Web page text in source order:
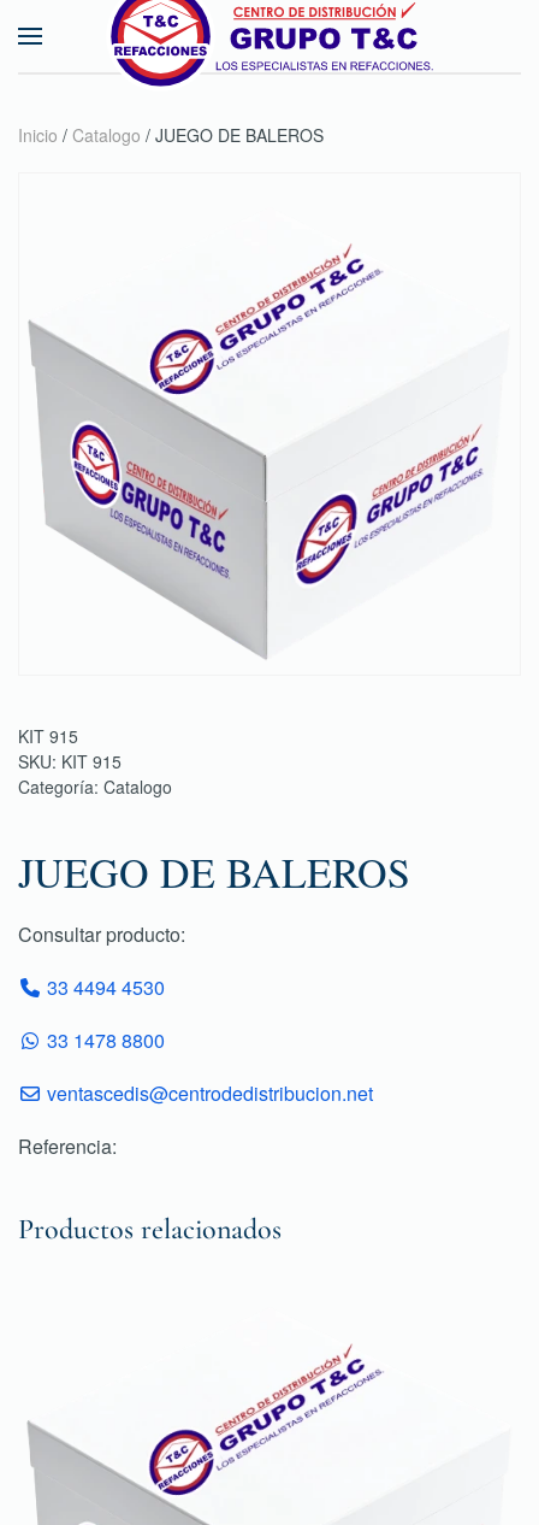
Skip to main content
Inicio / Catalogo / JUEGO DE BALEROS
KIT 915
SKU: KIT 915
Categoría: Catalogo
JUEGO DE BALEROS
Consultar producto:
33 4494 4530
33 1478 8800
ventascedis@centrodedistribucion.net
Referencia:
Productos relacionados